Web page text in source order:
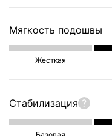
Мягкость подошвы
Жесткая
Стабилизация ?